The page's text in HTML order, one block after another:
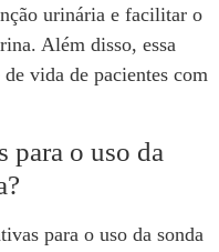
urinária e facilitar o
Além disso, essa
vida de pacientes com
para o uso da
para o uso da sonda